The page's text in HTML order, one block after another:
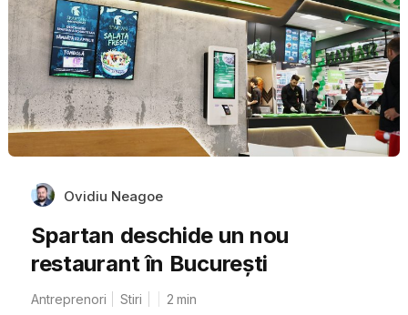
Ovidiu Neagoe
Spartan deschide un nou
restaurant în București
Antreprenori Stiri 2 min